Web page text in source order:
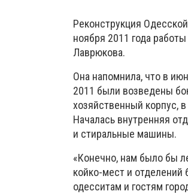
Реконструкция
ноября 2011 года
Лаврюкова.
Она напомнила, что в
2011 были возведены
хозяйственный корпус,
Началась внутренняя
и стиральные машины.
«Конечно, нам было бы
койко-мест и
одесситам и гостям